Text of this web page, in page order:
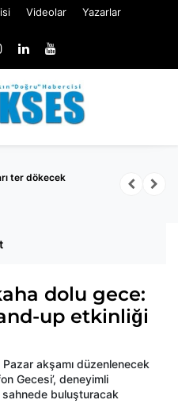
Videolar Yazarlar
ter dökecek
dolu gece:
up etkinliği
akşamı düzenlenecek
Gecesi’, deneyimli
sahnede buluşturacak